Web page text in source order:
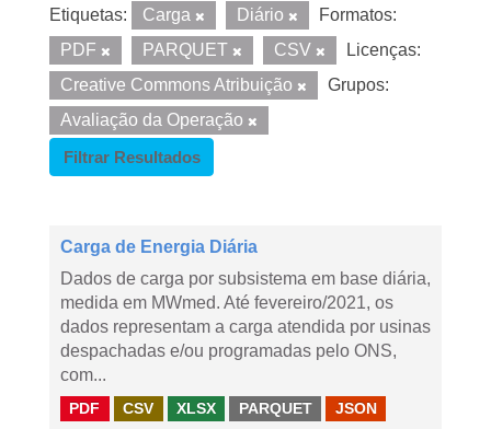
Etiquetas: Carga Diário
Formatos:
PDF
PARQUET CSV
Licenças:
Creative Commons Atribuição
Grupos:
Avaliação da Operação
Filtrar Resultados
Carga de Energia Diária
Dados de carga por subsistema em base diária,
medida em MWmed. Até fevereiro/2021, os
dados representam a carga atendida por usinas
despachadas e/ou programadas pelo ONS,
com...
PDF CSV XLSX PARQUET JSON